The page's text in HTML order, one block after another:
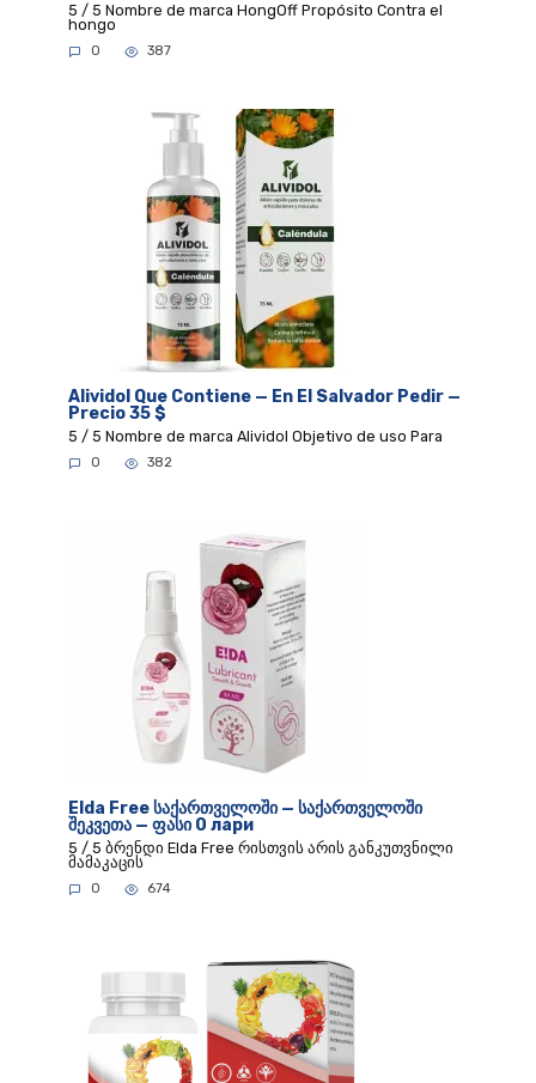
5 / 5 Nombre de marca HongOff Propósito Contra el
hongo
0 387
Alividol Que Contiene — En El Salvador Pedir —
Precio 35 $
5 / 5 Nombre de marca Alividol Objetivo de uso Para
0 382
Elda Free საქართველოში — საქართველოში
შეკვეთა — ფასი 0 лари
5 / 5 ბრენდი Elda Free რისთვის არის განკუთვნილი
მამაკაცის
0 674